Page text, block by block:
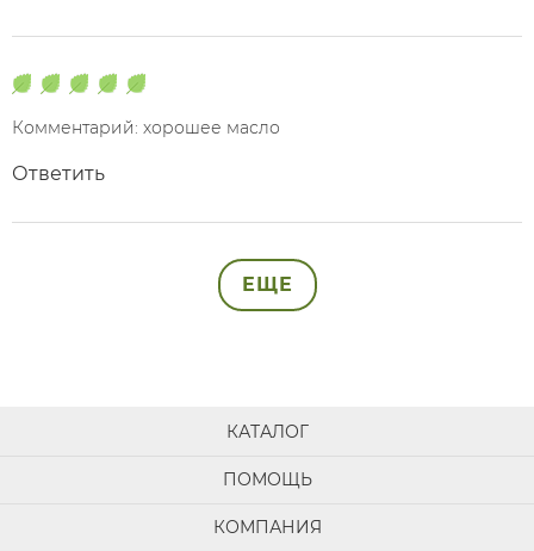
Комментарий: хорошее масло
Ответить
ЕЩЕ
КАТАЛОГ
ПОМОЩЬ
КОМПАНИЯ